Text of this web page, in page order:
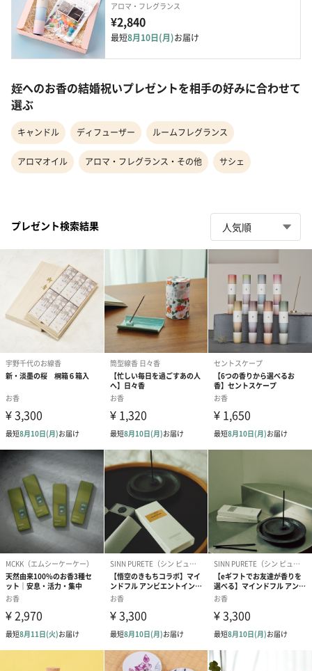
アロマ・フレグランス
¥2,840
最短8月10日(月)お届け
姪へのお香の結婚祝いプレゼントを相手の好みに合わせて
選ぶ
キャンドル ディフューザー ルームフレグランス
アロマオイル アロマ・フレグランス・その他 サシェ
プレゼント検索結果